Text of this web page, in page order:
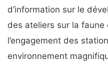
d’information sur le
des ateliers sur la
l’engagement des
environnement